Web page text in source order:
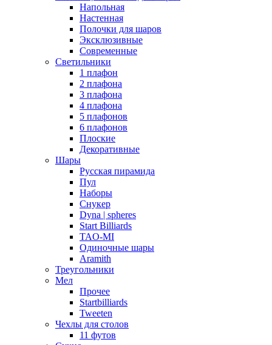
Напольная
Настенная
Полочки для шаров
Эксклюзивные
Современные
Светильники
1 плафон
2 плафона
3 плафона
4 плафона
5 плафонов
6 плафонов
Плоские
Декоративные
Шары
Русская пирамида
Пул
Наборы
Снукер
Dyna | spheres
Start Billiards
TAO-MI
Одиночные шары
Aramith
Треугольники
Мел
Прочее
Startbilliards
Tweeten
Чехлы для столов
11 футов